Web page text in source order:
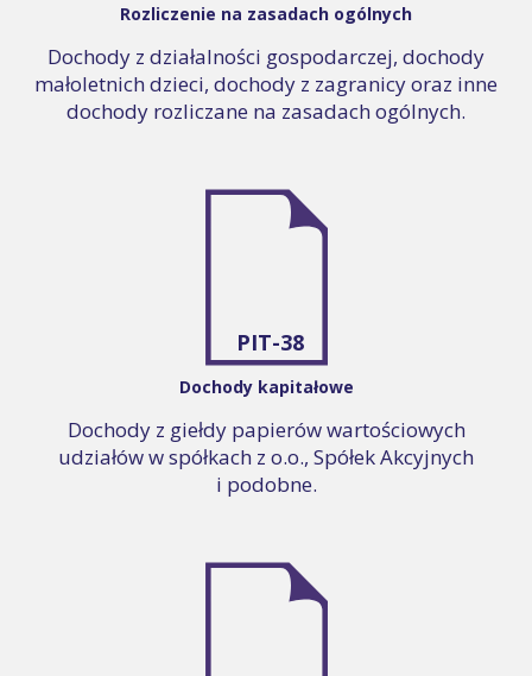
Rozliczenie na zasadach ogólnych
Dochody z działalności gospodarczej, dochody
małoletnich dzieci, dochody z zagranicy oraz inne
dochody rozliczane na zasadach ogólnych.
PIT-38
Dochody kapitałowe
Dochody z giełdy papierów wartościowych
udziałów w spółkach z o.o., Spółek Akcyjnych
i podobne.